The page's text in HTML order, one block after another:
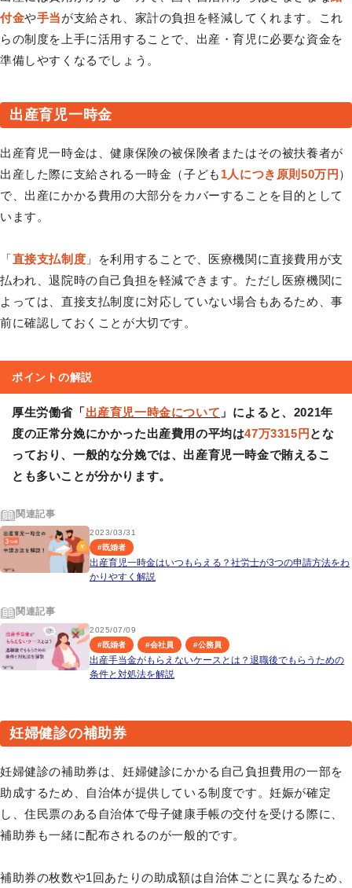
付金や手当が支給され、家計の負担を軽減してくれます。これ
らの制度を上手に活用することで、出産・育児に必要な資金を
準備しやすくなるでしょう。
出産育児一時金
出産育児一時金は、健康保険の被保険者またはその被扶養者が
出産した際に支給される一時金（子ども 1人につき原則50万円 ）
で、出産にかかる費用の大部分をカバーすることを目的として
います。
「直接支払制度 」を利用することで、医療機関に直接費用が支
払われ、退院時の自己負担を軽減できます。ただし医療機関に
よっては、直接支払制度に対応していない場合もあるため、事
前に確認しておくことが大切です。
ポイントの解説
厚生労働省「出産育児一時金について 」によると、2021年
度の正常分娩にかかった出産費用の平均は47万3315円 とな
っており、一般的な分娩では、出産育児一時金で賄えるこ
とも多いことが分かります。
関連記事
2023/03/31
#既婚者
出産育児一時金はいつもらえる？社労士が3つの申請方法をわ
かりやすく解説
関連記事
2025/07/09
#既婚者 #会社員 #公務員
出産手当金がもらえないケースとは？退職後でもらうための
条件と対処法を解説
妊婦健診の補助券
妊婦健診の補助券は、妊婦健診にかかる自己負担費用の一部を
助成するため、自治体が提供している制度です。妊娠が確定
し、住民票のある自治体で母子健康手帳の交付を受ける際に、
補助券も一緒に配布されるのが一般的です。
補助券の枚数や1回あたりの助成額は自治体ごとに異なるため、